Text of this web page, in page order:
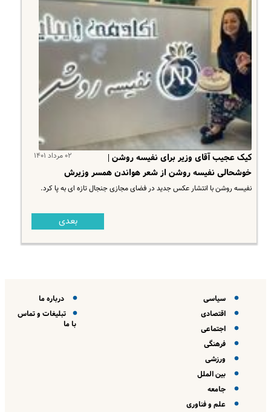
۰۲ مرداد ۱۴۰۱
کیک عجیب آقای وزیر برای نفیسه روشن |
خوشحالی نفیسه روشن از شعر هواندن همسر وزیرش
نفیسه روشن با انتشار عکس جدید در فضای مجازی جنجال تازه ای به پا کرد.
بعدی
سیاسی
اقتصادی
اجتماعی
فرهنگی
ورزشی
بین الملل
جامعه
علم و فناوری
درباره ما
تبلیغات و تماس
با ما